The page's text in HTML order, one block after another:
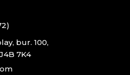
bur. 100,
7K4